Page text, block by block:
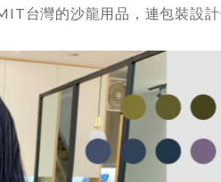
台灣的沙龍用品，連包裝設